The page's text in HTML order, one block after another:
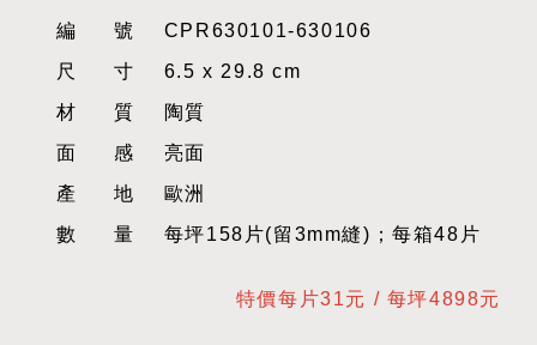
編號CPR630101-630106
尺寸6.5 x 29.8 cm
材質陶質
面感亮面
產地歐洲
數量每坪158片(留3mm縫)；每箱48片
特價每片31元 / 每坪4898元